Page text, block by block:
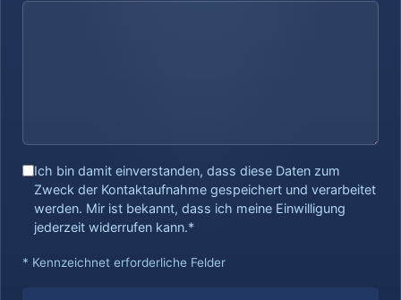
Ich bin damit einverstanden, dass diese Daten zum
Zweck der Kontaktaufnahme gespeichert und verarbeitet
werden. Mir ist bekannt, dass ich meine Einwilligung
jederzeit widerrufen kann.*
* Kennzeichnet erforderliche Felder